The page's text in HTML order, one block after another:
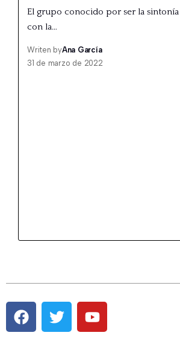
El grupo conocido por ser la sintonía
con la…
Writen byAna García
31 de marzo de 2022